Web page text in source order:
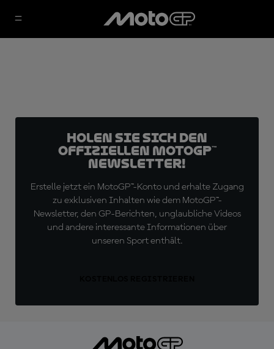
Holen Sie sich den
offiziellen MotoGP™
Newsletter!
Erstelle jetzt ein MotoGP™-Konto und erhalte Zugang
zu exklusiven Inhalten wie dem MotoGP™-
Newsletter, den GP-Berichten, unglaubliche Videos
und andere interessante Informationen über
unseren Sport enthält.